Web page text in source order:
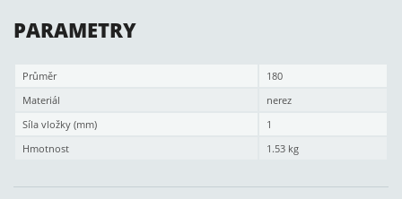
PARAMETRY
Průměr
180
Materiál
nerez
Síla vložky (mm)
1
Hmotnost
1.53 kg